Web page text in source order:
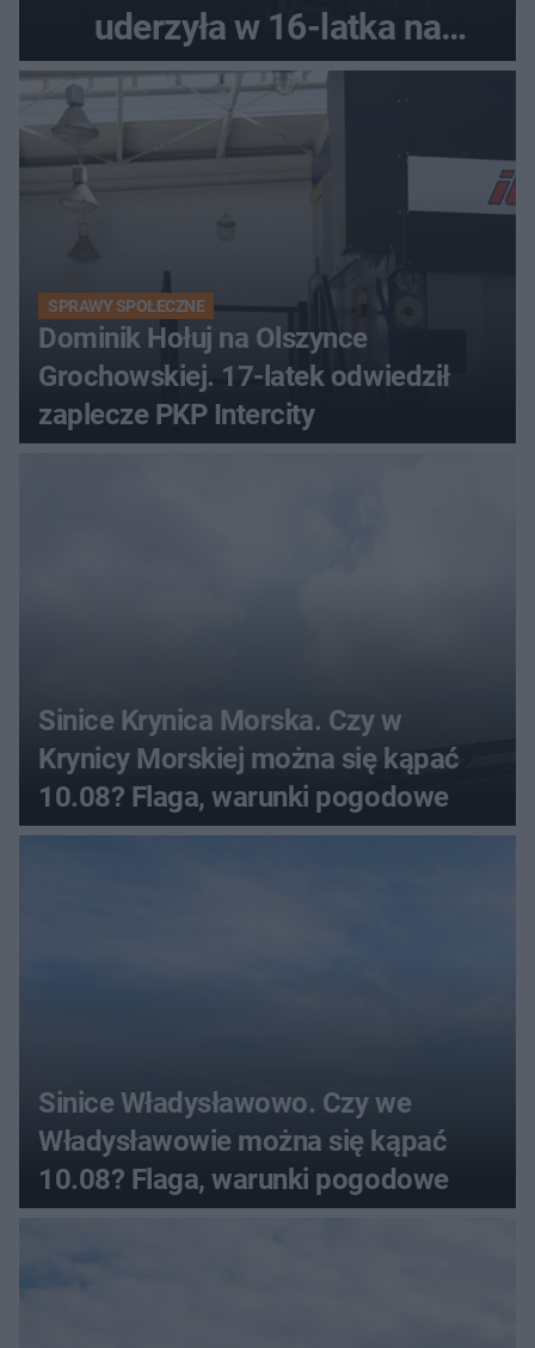
uderzyła w 16-latka na
skuterze
SPRAWY SPOŁECZNE
Dominik Hołuj na Olszynce
Grochowskiej. 17-latek odwiedził
zaplecze PKP Intercity
Sinice Krynica Morska. Czy w
Krynicy Morskiej można się kąpać
10.08? Flaga, warunki pogodowe
Sinice Władysławowo. Czy we
Władysławowie można się kąpać
10.08? Flaga, warunki pogodowe